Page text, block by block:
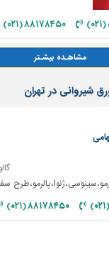
۸۸۱۷۸۴۵۰ (۰۲۱)
شیروانی در تهران
۸۸۱۷۸۴۵۰ (۰۲۱)